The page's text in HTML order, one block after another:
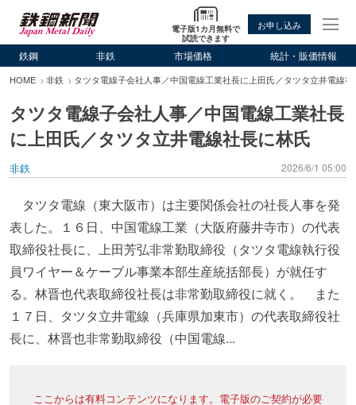
電子版1カ月無料で
試読できます
お申し込み
鉄鋼 非鉄 市場価格 統計・販価情報
HOME 非鉄 タツタ電線子会社人事／中国電線工業社長に上田氏／タツタ立井電線
タツタ電線子会社人事／中国電線工業社長
に上田氏／タツタ立井電線社長に林氏
非鉄 2026/6/1 05:00
タツタ電線（東大阪市）は主要関係会社の社長人事を発
表した。１６日、中国電線工業（大阪府藤井寺市）の代表
取締役社長に、上田芳弘非常勤取締役（タツタ電線執行役
員ワイヤー＆ケーブル事業本部生産統括部長）が就任す
る。林晋也代表取締役社長は非常勤取締役に就く。 また
１７日、タツタ立井電線（兵庫県加東市）の代表取締役社
長に、林晋也非常勤取締役（中国電線...
ここからは有料コンテンツになります。電子版のご契約が必要